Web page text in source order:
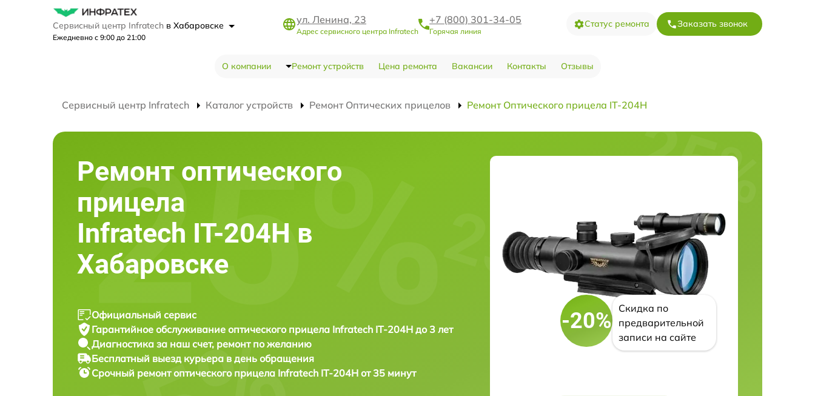
Сервисный центр Infratech в Хабаровске
Ежедневно с 9:00 до 21:00
ул. Ленина, 23
Адрес сервисного центра Infratech
+7 (800) 301-34-05
Горячая линия
Статус ремонта Заказать звонок
О компании Ремонт устройств Цена ремонта Вакансии Контакты Отзывы
Сервисный центр Infratech Каталог устройств Ремонт Оптических прицелов Ремонт Оптического прицела IT-204H
Ремонт оптического
прицела
Infratech IT-204H в
Хабаровске
Официальный сервис
Гарантийное обслуживание оптического прицела Infratech IT-204H до 3 лет
Диагностика за наш счет, ремонт по желанию
Бесплатный выезд курьера в день обращения
Срочный ремонтоптического прицела Infratech IT-204H от 35 минут
-20%
Скидка по
предварительной
записи на сайте